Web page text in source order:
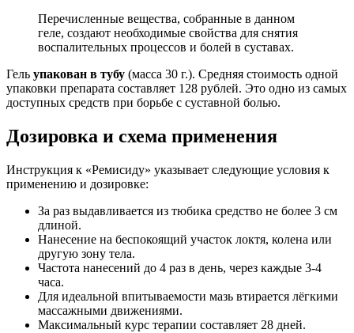
Перечисленные вещества, собранные в данном
геле, создают необходимые свойства для снятия
воспалительных процессов и болей в суставах.
Гель упакован в тубу (масса 30 г.). Средняя стоимость одной
упаковки препарата составляет 128 рублей. Это одно из самых
доступных средств при борьбе с суставной болью.
Дозировка и схема применения
Инструкция к «Ремисиду» указывает следующие условия к
применению и дозировке:
За раз выдавливается из тюбика средство не более 3 см
длиной.
Нанесение на беспокоящий участок локтя, колена или
другую зону тела.
Частота нанесений до 4 раз в день, через каждые 3-4
часа.
Для идеальной впитываемости мазь втирается лёгкими
массажными движениями.
Максимальный курс терапии составляет 28 дней.